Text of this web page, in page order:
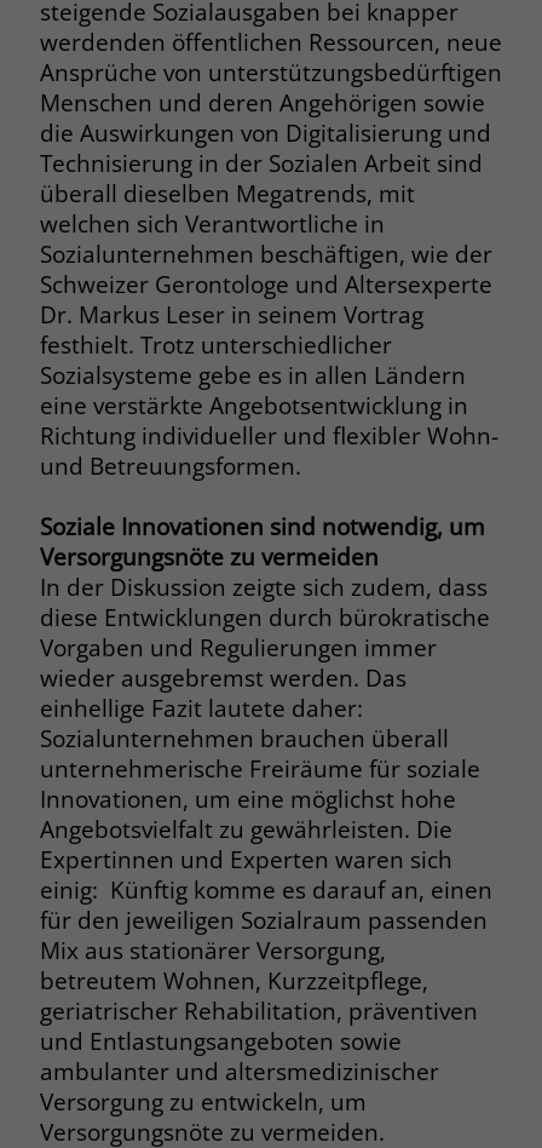
steigende Sozialausgaben bei knapper
werdenden öffentlichen Ressourcen, neue
Ansprüche von unterstützungsbedürftigen
Menschen und deren Angehörigen sowie
die Auswirkungen von Digitalisierung und
Technisierung in der Sozialen Arbeit sind
überall dieselben Megatrends, mit
welchen sich Verantwortliche in
Sozialunternehmen beschäftigen, wie der
Schweizer Gerontologe und Altersexperte
Dr. Markus Leser in seinem Vortrag
festhielt. Trotz unterschiedlicher
Sozialsysteme gebe es in allen Ländern
eine verstärkte Angebotsentwicklung in
Richtung individueller und flexibler Wohn-
und Betreuungsformen.
Soziale Innovationen sind notwendig, um
Versorgungsnöte zu vermeiden
In der Diskussion zeigte sich zudem, dass
diese Entwicklungen durch bürokratische
Vorgaben und Regulierungen immer
wieder ausgebremst werden. Das
einhellige Fazit lautete daher:
Sozialunternehmen brauchen überall
unternehmerische Freiräume für soziale
Innovationen, um eine möglichst hohe
Angebotsvielfalt zu gewährleisten. Die
Expertinnen und Experten waren sich
einig: Künftig komme es darauf an, einen
für den jeweiligen Sozialraum passenden
Mix aus stationärer Versorgung,
betreutem Wohnen, Kurzzeitpflege,
geriatrischer Rehabilitation, präventiven
und Entlastungsangeboten sowie
ambulanter und altersmedizinischer
Versorgung zu entwickeln, um
Versorgungsnöte zu vermeiden.
Name __cf_bm
Anbieter .fonts.net
Laufzeit 30 Minuten
Zweck
This cookie, set by Cloudflare, is used to
support Cloudflare Bot Management.
Name JSessionID
Anbieter jobs.stiftung-liebenau.de
Laufzeit Session
Zweck
Behält die Zustände des Benutzers bei
allen Seitenanfragen bei.
Name _gcl_au
Anbieter Google Ads
Laufzeit 90 Tage
Zweck Enthält eine zufallsgenerierte User-ID.
Name _gcl_aw
Anbieter Google Ads
Laufzeit 90 Tage
Zweck
Dieses Cookie wird gesetzt, wenn ein
User über einen Klick auf eine Google
Es enthält Informationen darüber,
welche Werbeanzeige geklickt wurde,
sodass erzielte Erfolge wie z.B.
Bestellungen oder Kontaktanfragen der
Anzeige zugewiesen werden können.
Name _gcl_dc
Anbieter Google Ads
Laufzeit 90 Tage
Zweck
Dieses Cookie wird gesetzt, wenn ein
User über einen Klick auf eine Google
Werbeanzeige auf die Website gelangt.
Es enthält Informationen darüber,
welche Werbeanzeige geklickt wurde,
sodass erzielte Erfolge wie z.B.
Bestellungen oder Kontaktanfragen der
Anzeige zugewiesen werden können.
Name _fbp